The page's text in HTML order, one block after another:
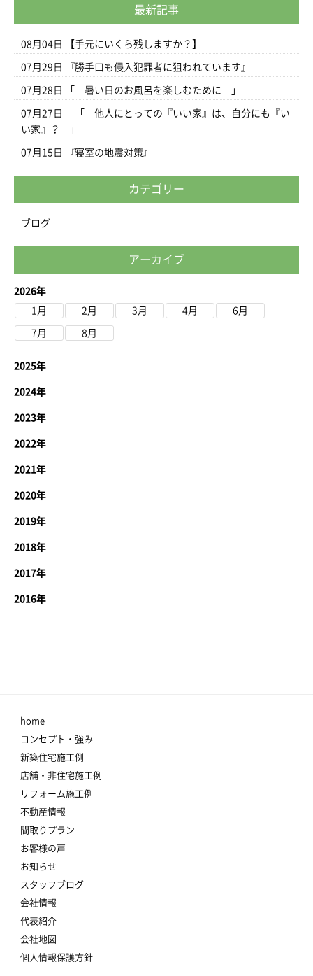
最新記事
08月04日 【手元にいくら残しますか？】
07月29日 『勝手口も侵入犯罪者に狙われています』
07月28日 「 暑い日のお風呂を楽しむために 」
07月27日
「 他人にとっての『いい家』は、自分にも『い
い家』？ 」
07月15日 『寝室の地震対策』
カテゴリー
ブログ
アーカイブ
2026年
1月
2月 3月 4月 6月
7月 8月
2025年
2024年
2023年
2022年
2021年
2020年
2019年
2018年
2017年
2016年
home
コンセプト・強み
新築住宅施工例
店舗・非住宅施工例
リフォーム施工例
不動産情報
間取りプラン
お客様の声
お知らせ
スタッフブログ
会社情報
代表紹介
会社地図
個人情報保護方針